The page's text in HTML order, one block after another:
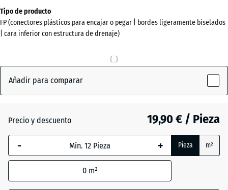
los
colores?
Mostrar
Rojo
Antracita
Gris
+ 0,50 €
Tipo de producto
FP (conectores plásticos para encajar o pegar | bordes ligeramente biselados
| cara inferior con estructura de drenaje)
Añadir para comparar
Precio y descuento 19,90 € / Pieza
- + Pieza m²
0 m²